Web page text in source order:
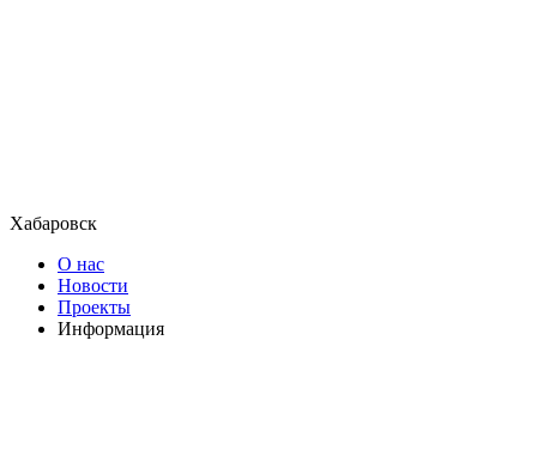
Хабаровск
О нас
Новости
Проекты
Информация